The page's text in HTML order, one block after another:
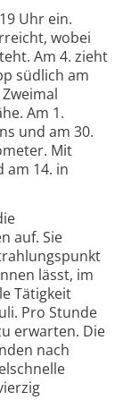
Uhr ein.
wobei
Am 4. zieht
südlich am
Am 1.
und am 30.
Mit
am 14. in
auf. Sie
lässt, im
Tätigkeit
Pro Stunde
erwarten. Die
nach